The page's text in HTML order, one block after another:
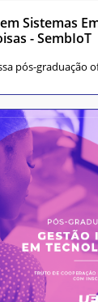
Sistemas
- SembIoT
pós-graduação